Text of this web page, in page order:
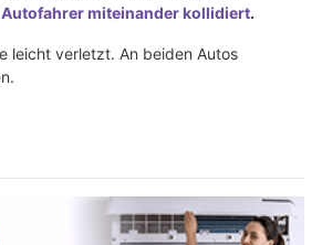
miteinander kollidiert.
leicht verletzt. An beiden Autos